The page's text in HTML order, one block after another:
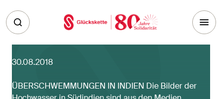
30.08.2018
ÜBERSCHWEMMUNGEN IN INDIEN Die Bilder der